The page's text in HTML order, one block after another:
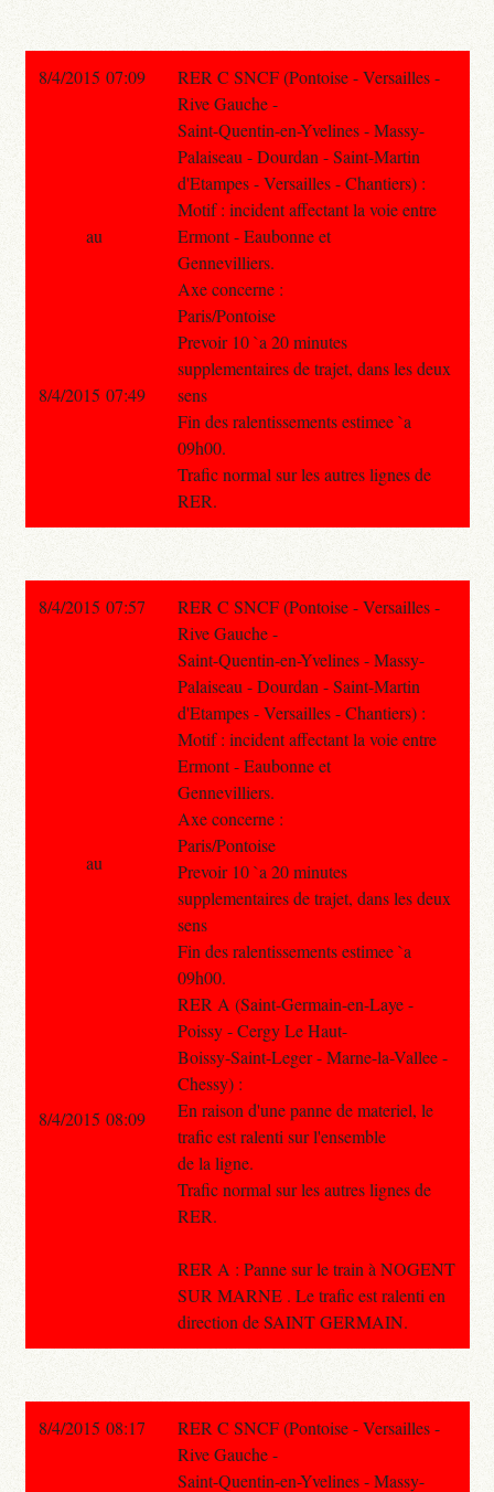
8/4/2015 07:09
RER C SNCF (Pontoise - Versailles -
Rive Gauche -
Saint-Quentin-en-Yvelines - Massy-
Palaiseau - Dourdan - Saint-Martin
d'Etampes - Versailles - Chantiers) :
Motif : incident affectant la voie entre
Ermont - Eaubonne et
Gennevilliers.
Axe concerne :
Paris/Pontoise
Prevoir 10 `a 20 minutes
supplementaires de trajet, dans les deux
sens
Fin des ralentissements estimee `a
09h00.
Trafic normal sur les autres lignes de
RER.
au
8/4/2015 07:49
8/4/2015 07:57
RER C SNCF (Pontoise - Versailles -
Rive Gauche -
Saint-Quentin-en-Yvelines - Massy-
Palaiseau - Dourdan - Saint-Martin
d'Etampes - Versailles - Chantiers) :
Motif : incident affectant la voie entre
Ermont - Eaubonne et
Gennevilliers.
Axe concerne :
Paris/Pontoise
Prevoir 10 `a 20 minutes
supplementaires de trajet, dans les deux
sens
Fin des ralentissements estimee `a
09h00.
RER A (Saint-Germain-en-Laye -
Poissy - Cergy Le Haut-
Boissy-Saint-Leger - Marne-la-Vallee -
Chessy) :
En raison d'une panne de materiel, le
trafic est ralenti sur l'ensemble
de la ligne.
Trafic normal sur les autres lignes de
RER.
RER A : Panne sur le train à NOGENT
SUR MARNE . Le trafic est ralenti en
direction de SAINT GERMAIN.
au
8/4/2015 08:09
8/4/2015 08:17
RER C SNCF (Pontoise - Versailles -
Rive Gauche -
Saint-Quentin-en-Yvelines - Massy-